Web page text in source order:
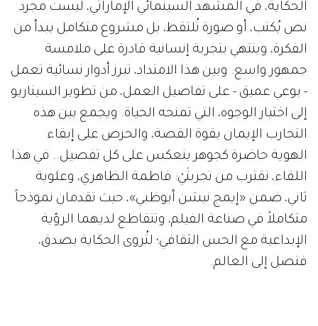
الحكاية، في المشهد السينمائي الإماراتي، ليست مجرد
نص يُكتب، أو صورة تُلتقط، بل مشروع متكامل يبدأ من
الفكرة، وينتهي بتجربة إنسانية قادرة على ملامسة
جمهور واسع. وبين هذا الامتداد، تبرز أدوار نسائية تعمل
- بوعي عميق - على تفاصيل العمل، من تطوير السيناريو
إلى اختيار الوجوه، التي تمنحه الحياة. ويجمع بين هذه
التجارب الإيمان بقوة القصة، والحرص على إبقاء
الهوية حاضرة كجوهر ينعكس على كل تفصيل.. في هذا
اللقاء، نقترب من تجربتَيْ: فاطمة الظاهري، وعلوية
ثاني، ضمن «إيمج نيشن أبوظبي»، حيث تقدمان نموذجاً
متكاملاً في صناعة الفيلم، وتتقاطع لديهما الرؤية
الإبداعية مع الحس الثقافي؛ لتُروى الحكاية بصدق،
فتصل إلى العالم.